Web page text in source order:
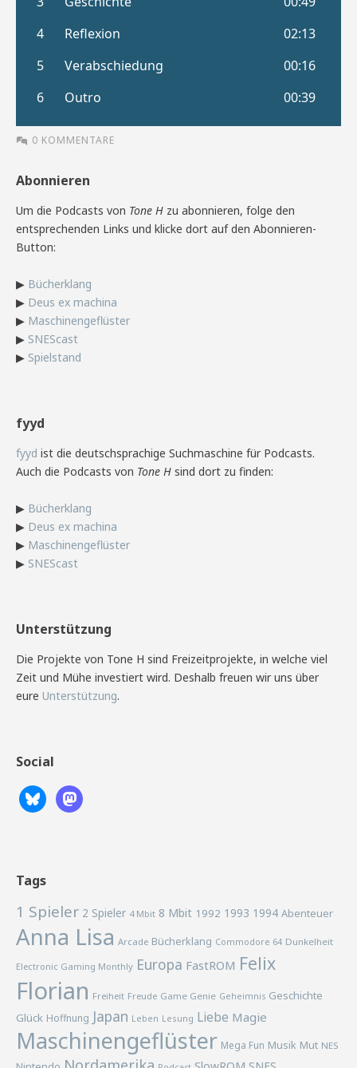
0 KOMMENTARE
Abonnieren
Um die Podcasts von Tone H zu abonnieren, folge den
entsprechenden Links und klicke dort auf den Abonnieren-
Button:
▶ Bücherklang
▶ Deus ex machina
▶ Maschinengeflüster
▶ SNEScast
▶ Spielstand
fyyd
fyyd ist die deutschsprachige Suchmaschine für Podcasts.
Auch die Podcasts von Tone H sind dort zu finden:
▶ Bücherklang
▶ Deus ex machina
▶ Maschinengeflüster
▶ SNEScast
Unterstützung
Die Projekte von Tone H sind Freizeitprojekte, in welche viel
Zeit und Mühe investiert wird. Deshalb freuen wir uns über
eure Unterstützung.
Social
Tags
1 Spieler 2 Spieler 4 Mbit 8 Mbit 1992 1993 1994 Abenteuer
Anna Lisa Arcade Bücherklang Commodore 64 Dunkelheit
Electronic Gaming Monthly Europa FastROM Felix
Florian Freiheit Freude Game Genie Geheimnis Geschichte
Glück Hoffnung Japan Leben Lesung Liebe Magie
Maschinengeflüster Mega Fun Musik Mut NES